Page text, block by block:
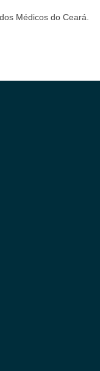
Médicos do Ceará.